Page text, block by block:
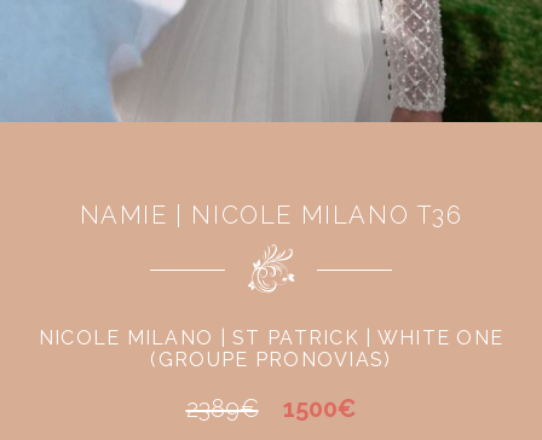
NAMIE | NICOLE MILANO T36
NICOLE MILANO | ST PATRICK | WHITE ONE
(GROUPE PRONOVIAS)
2389€ 1500€